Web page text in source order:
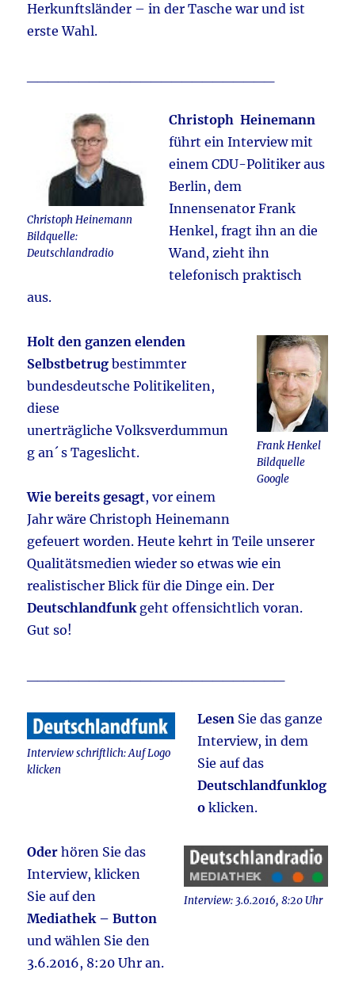
Herkunftsländer – in der Tasche war und ist
erste Wahl.
Christoph Heinemann
Bildquelle:
Deutschlandradio
Christoph Heinemann
führt ein Interview mit
einem CDU-Politiker aus
Berlin, dem
Innensenator Frank
Henkel, fragt ihn an die
Wand, zieht ihn
telefonisch praktisch
aus.
Frank Henkel
Bildquelle
Google
Holt den ganzen elenden
Selbstbetrug bestimmter
bundesdeutsche Politikeliten,
diese
unerträgliche Volksverdummun
g an´ s Tageslicht.
Wie bereits gesagt, vor einem
Jahr wäre Christoph Heinemann
gefeuert worden. Heute kehrt in Teile unserer
Qualitätsmedien wieder so etwas wie ein
realistischer Blick für die Dinge ein. Der
Deutschlandfunkgeht offensichtlich voran.
Gut so!
Interview schriftlich: Auf Logo
klicken
Lesen Sie das ganze
Interview, in dem
Sie auf das
Deutschlandfunklog
o klicken.
Interview: 3.6.2016, 8:20 Uhr
Oder hören Sie das
Interview, klicken
Sie auf den
Mediathek – Button
und wählen Sie den
3.6.2016, 8:20 Uhr an.